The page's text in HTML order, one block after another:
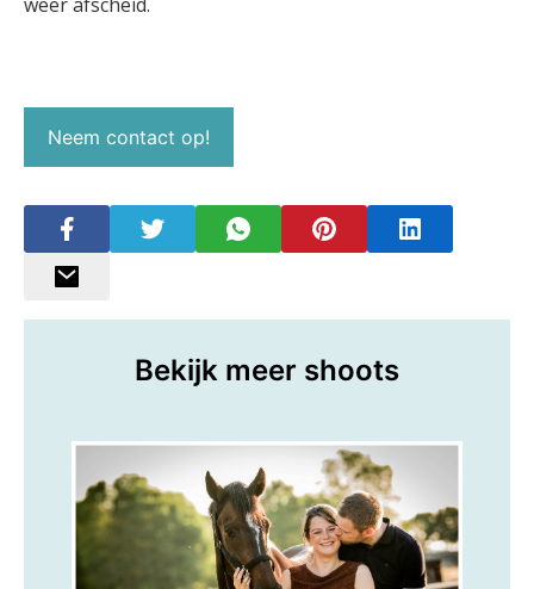
Neem contact op!
Bekijk meer shoots